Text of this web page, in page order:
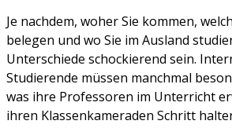
Je nachdem, woher Sie kommen,
belegen und wo Sie im Ausland
Unterschiede schockierend sein.
Studierende müssen manchmal
was ihre Professoren im Unterricht
ihren Klassenkameraden Schritt